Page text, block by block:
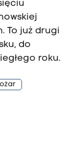
To już drugi
do
roku.